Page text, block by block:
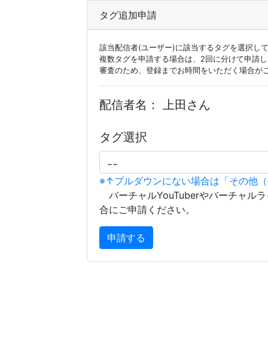
タグ追加申請
該当配信者(ユーザー)に該当するタグを選択し
複数タグを申請する場合は、2回に分けて申請
審査のため、登録までお時間をいただく場合が
配信者名： 上田さん
タグ選択
※↑プルダウンにない場合は「その他
バーチャルYouTuberやバーチャル
合にご申請ください。
申請する